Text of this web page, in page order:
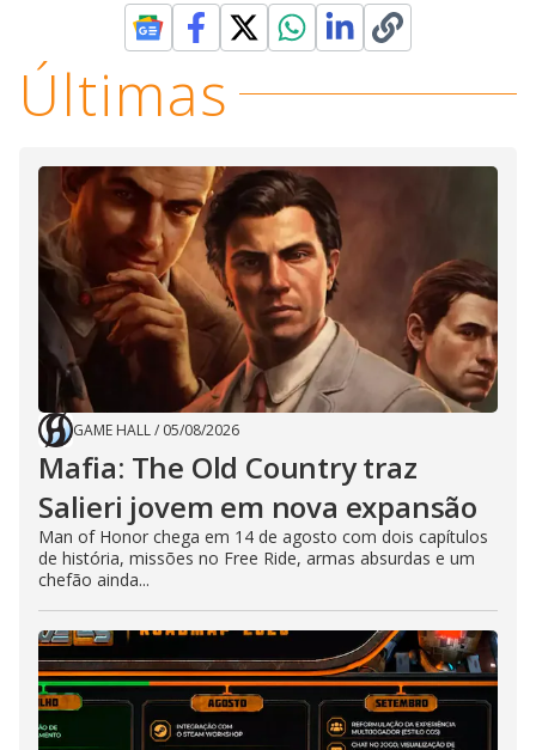
Últimas
GAME HALL/ 05/08/2026
Mafia: The Old Country traz
Salieri jovem em nova expansão
Man of Honor chega em 14 de agosto com dois capítulos
de história, missões no Free Ride, armas absurdas e um
chefão ainda...